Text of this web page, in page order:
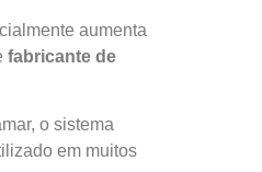
aumenta
fabricante de
o sistema
em muitos